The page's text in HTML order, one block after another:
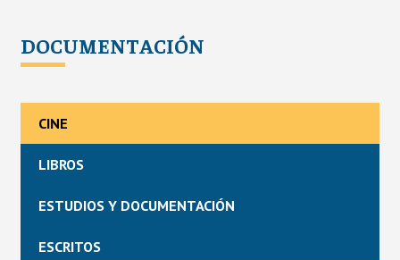
DOCUMENTACIÓN
CINE
LIBROS
ESTUDIOS Y DOCUMENTACIÓN
ESCRITOS